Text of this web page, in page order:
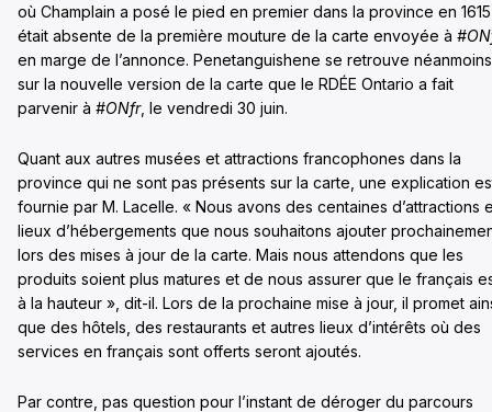
où Champlain a posé le pied en premier dans la province en
était absente de la première mouture de la carte envoyée à
en marge de l’annonce. Penetanguishene se retrouve néanmoins
sur la nouvelle version de la carte que le RDÉE Ontario a fait
parvenir à #ONfr, le vendredi 30 juin.
Quant aux autres musées et attractions francophones dans la
province qui ne sont pas présents sur la carte, une explication
fournie par M. Lacelle. « Nous avons des centaines d’attractions
lieux d’hébergements que nous souhaitons ajouter
lors des mises à jour de la carte. Mais nous attendons que les
produits soient plus matures et de nous assurer que le français
à la hauteur », dit-il. Lors de la prochaine mise à jour, il promet
que des hôtels, des restaurants et autres lieux d’intérêts où des
services en français sont offerts seront ajoutés.
Par contre, pas question pour l’instant de déroger du parcours